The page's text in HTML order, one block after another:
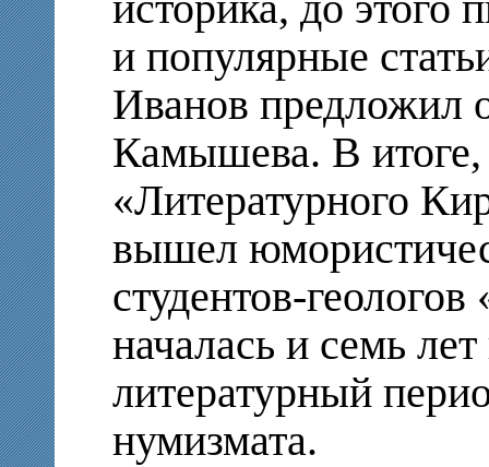
и популярные
Иванов предложил
Камышева. В
«Литературного
вышел
студентов-
началась и семь
литературный
нумизмата.